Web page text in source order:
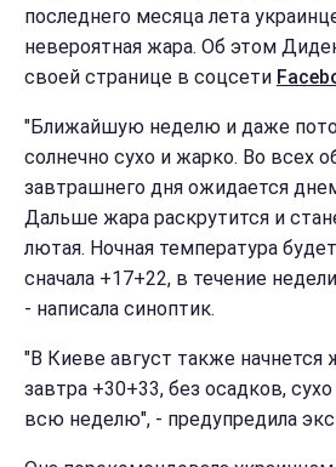
последнего месяца лета
невероятная жара. Об этом
своей странице в соцсети
"Ближайшую неделю и даже
солнечно сухо и жарко. Во всех
завтрашнего дня ожидается
Дальше жара раскрутится и
лютая. Ночная температура
сначала +17+22, в течение
- написала синоптик.
"В Киеве август также начнется
завтра +30+33, без осадков,
всю неделю", - предупредила